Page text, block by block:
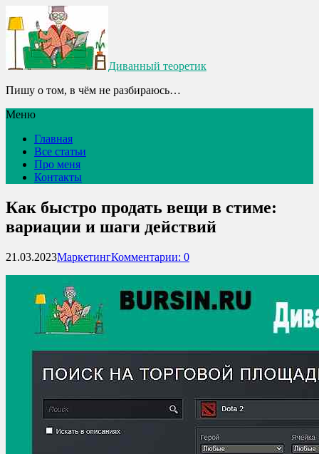
Диванный теоретик
Пишу о том, в чём не разбираюсь…
Меню
Главная
Все статьи
Про меня
Контакты
Как быстро продать вещи в стиме:
вариации и шаги действий
21.03.2023МаркетингКомментарии: 0